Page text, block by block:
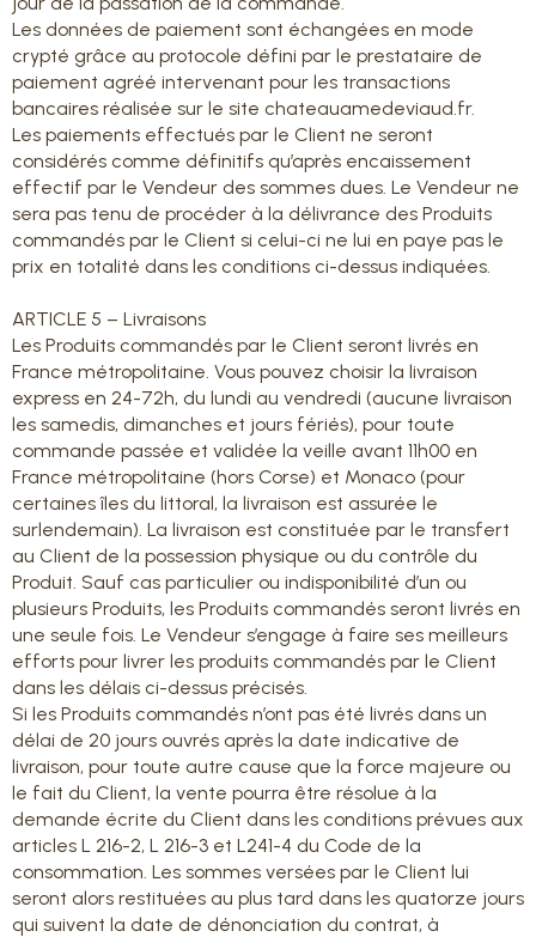
Les données de paiement sont échangées en mode
crypté grâce au protocole défini par le prestataire de
paiement agréé intervenant pour les transactions
bancaires réalisée sur le site chateauamedeviaud.fr.
Les paiements effectués par le Client ne seront
considérés comme définitifs qu’après encaissement
effectif par le Vendeur des sommes dues. Le Vendeur ne
sera pas tenu de procéder à la délivrance des Produits
commandés par le Client si celui-ci ne lui en paye pas le
prix en totalité dans les conditions ci-dessus indiquées.
ARTICLE 5 – Livraisons
Les Produits commandés par le Client seront livrés en
France métropolitaine. Vous pouvez choisir la livraison
express en 24-72h, du lundi au vendredi (aucune livraison
les samedis, dimanches et jours fériés), pour toute
commande passée et validée la veille avant 11h00 en
France métropolitaine (hors Corse) et Monaco (pour
certaines îles du littoral, la livraison est assurée le
surlendemain). La livraison est constituée par le transfert
au Client de la possession physique ou du contrôle du
Produit. Sauf cas particulier ou indisponibilité d’un ou
plusieurs Produits, les Produits commandés seront livrés en
une seule fois. Le Vendeur s’engage à faire ses meilleurs
efforts pour livrer les produits commandés par le Client
dans les délais ci-dessus précisés.
Si les Produits commandés n’ont pas été livrés dans un
délai de 20 jours ouvrés après la date indicative de
livraison, pour toute autre cause que la force majeure ou
le fait du Client, la vente pourra être résolue à la
demande écrite du Client dans les conditions prévues aux
articles L 216-2, L 216-3 et L241-4 du Code de la
consommation. Les sommes versées par le Client lui
seront alors restituées au plus tard dans les quatorze jours
qui suivent la date de dénonciation du contrat, à